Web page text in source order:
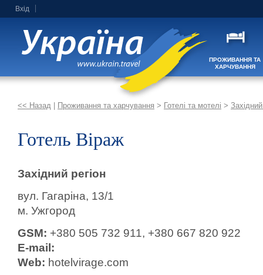
Вхід
ПРОЖИВАННЯ ТА
ХАРЧУВАННЯ
<< Назад Проживання та харчування > Готелі та мотелі > Західний
Готель Віраж
Західний регіон
вул. Гагаріна, 13/1
м. Ужгород
GSM: +380 505 732 911, +380 667 820 922
E-mail:
Web: hotelvirage.com